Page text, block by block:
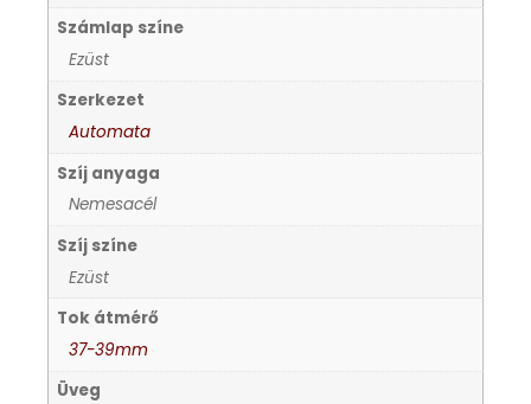
Számlap színe
Ezüst
Szerkezet
Automata
Szíj anyaga
Nemesacél
Szíj színe
Ezüst
Tok átmérő
37-39mm
Üveg
HOLLÓHÁZI PORCELÁN
ICE WATCH
KANDALLÓÓRÁK
KENNETH COLE
LORUS
LOTUS STYLE